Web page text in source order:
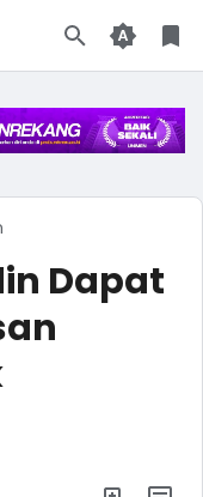
Dapat